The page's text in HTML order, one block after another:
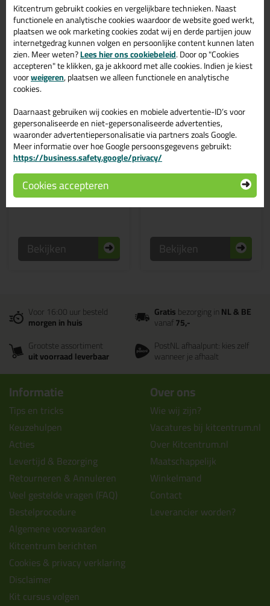
Pica Dry Schrijnwerk
navullingen
Extra nauwkeurige
navullingen voor de Pica Dry
3030
7,59
Bekijken
Pica Dry
Waterbestendige
navullingen
Waterbestendige navullingen
7,89
Bekijken
Voor 16:00 uur besteld
morgen in huis
Gratisbezorging inNL & BE
vanaf75,-
Grootste assortiment
uit voorraad leverbaar
PostNL afhaalpunt: kies zelf
wanneer je afhaalt
Informatie
Tips en tricks
Keuzehulpen
Acties
Levertijd & Bezorging
Retourneren & Annuleren
Veel gestelde vragen (FAQ)
Bestelprocedure
Algemene voorwaarden
Kitcentrum berichten
Cookies & privacy verklaring
Disclaimer
Kit cursus volgen
Over ons
Wie wij zijn?
Vacatures bij kitcentrum.nl
Over Kitcentrum.nl
Maatschappelijk
Winkelmand
Contact
Leverancier worden?
Kitcentrum gebruikt cookies en vergelijkbare technieken. Naast
functionele en analytische cookies waardoor de website goed werkt,
plaatsen we ook marketing cookies zodat wij en derde partijen jouw
internetgedrag kunnen volgen en persoonlijke content kunnen laten
zien. Meer weten?Lees hier ons cookiebeleid. Door op "Cookies
accepteren" te klikken, ga je akkoord met alle cookies. Indien je kiest
voorweigeren, plaatsen we alleen functionele en analytische
cookies.
Daarnaast gebruiken wij cookies en mobiele advertentie-ID’s voor
gepersonaliseerde en niet-gepersonaliseerde advertenties,
waaronder advertentiepersonalisatie via partners zoals Google.
Meer informatie over hoe Google persoonsgegevens gebruikt:
https://business.safety.google/privacy/
Cookies accepteren